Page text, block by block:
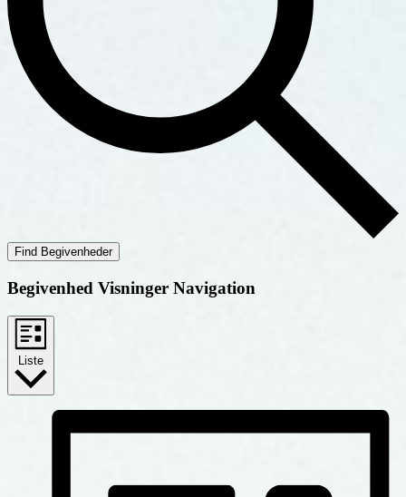
Find Begivenheder
Begivenhed Visninger Navigation
Liste